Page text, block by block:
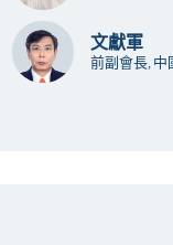
文獻軍
前副會長,